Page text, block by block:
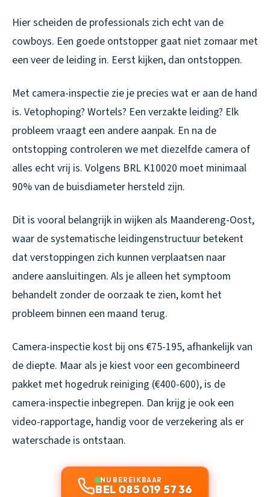
Hier scheiden de professionals zich echt van de
cowboys. Een goede ontstopper gaat niet zomaar met
een veer de leiding in. Eerst kijken, dan ontstoppen.
Met camera-inspectie zie je precies wat er aan de hand
is. Vetophoping? Wortels? Een verzakte leiding? Elk
probleem vraagt een andere aanpak. En na de
ontstopping controleren we met diezelfde camera of
alles echt vrij is. Volgens BRL K10020 moet minimaal
90% van de buisdiameter hersteld zijn.
Dit is vooral belangrijk in wijken als Maandereng-Oost,
waar de systematische leidingenstructuur betekent
dat verstoppingen zich kunnen verplaatsen naar
andere aansluitingen. Als je alleen het symptoom
behandelt zonder de oorzaak te zien, komt het
probleem binnen een maand terug.
Camera-inspectie kost bij ons €75-195, afhankelijk van
de diepte. Maar als je kiest voor een gecombineerd
pakket met hogedruk reiniging (€400-600), is de
camera-inspectie inbegrepen. Dan krijg je ook een
video-rapportage, handig voor de verzekering als er
waterschade is ontstaan.
NU BEREIKBAAR
BEL 085 019 57 36